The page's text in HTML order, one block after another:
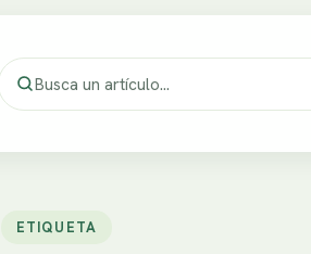
ETIQUETA